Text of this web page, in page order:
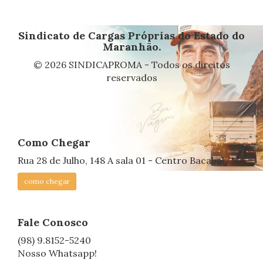
Sindicato de Cargas Próprias do Estado do
Maranhão.
© 2026 SINDICAPROMA - Todos os direitos
reservados
Como Chegar
Rua 28 de Julho, 148 A sala 01 - Centro Bacabal/MA
como chegar
Fale Conosco
(98) 9.8152-5240
Nosso Whatsapp!